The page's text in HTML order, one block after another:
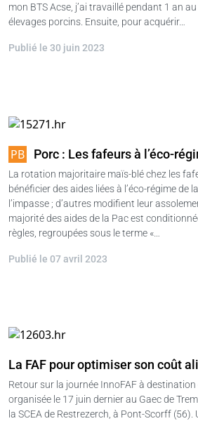
mon BTS Acse, j’ai travaillé pendant 1 an
élevages porcins. Ensuite, pour acquérir…
Publié le 30 juin 2023
Porc : Les fafeurs à l’éco-
La rotation majoritaire maïs-blé chez les
bénéficier des aides liées à l’éco-régime de
l’impasse ; d’autres modifient leur
majorité des aides de la Pac est
règles, regroupées sous le terme «…
Publié le 07 avril 2023
La FAF pour optimiser son coût
Retour sur la journée InnoFAF à
organisée le 17 juin dernier au Gaec de
la SCEA de Restrezerch, à Pont-Scorff (56).